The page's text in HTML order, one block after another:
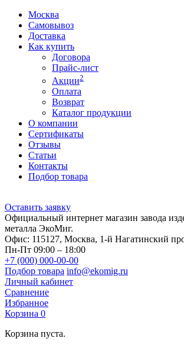
Москва
Самовывоз
Доставка
Как купить
Договора
Прайс-лист
Акции2
Оплата
Возврат
Каталог продукции
О компании
Сертификаты
Отзывы
Статьи
Контакты
Подбор товара
Оставить заявку
Официальный интернет магазин завода
металла ЭкоМиг.
Офис: 115127, Москва, 1-й Нагатинский
Пн-Пт 09:00 – 18:00
+7 (000) 000-00-00
Подбор товара info@ekomig.ru
Личный кабинет
Сравнение
Избранное
Корзина 0
Корзина пуста.